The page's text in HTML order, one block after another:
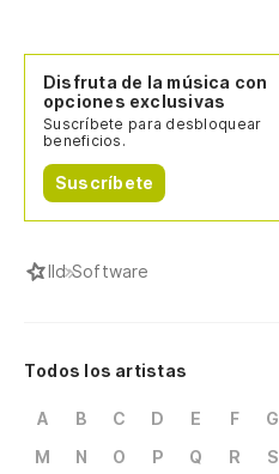
Disfruta de la música con
opciones exclusivas
Suscríbete para desbloquear
beneficios.
Suscríbete
IId Software
Todos los artistas
A B C D E F G
M
N O P Q R S